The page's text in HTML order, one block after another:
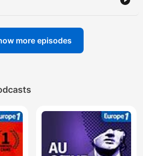
more episodes